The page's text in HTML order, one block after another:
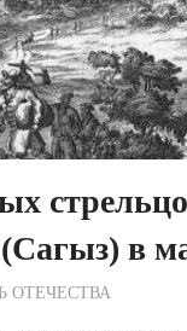
в
ОТЕЧЕСТВА